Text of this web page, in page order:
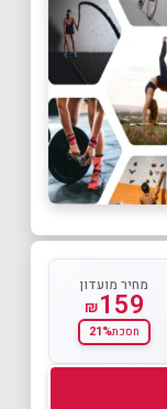
מחיר מועדון
₪159
חסכת21%